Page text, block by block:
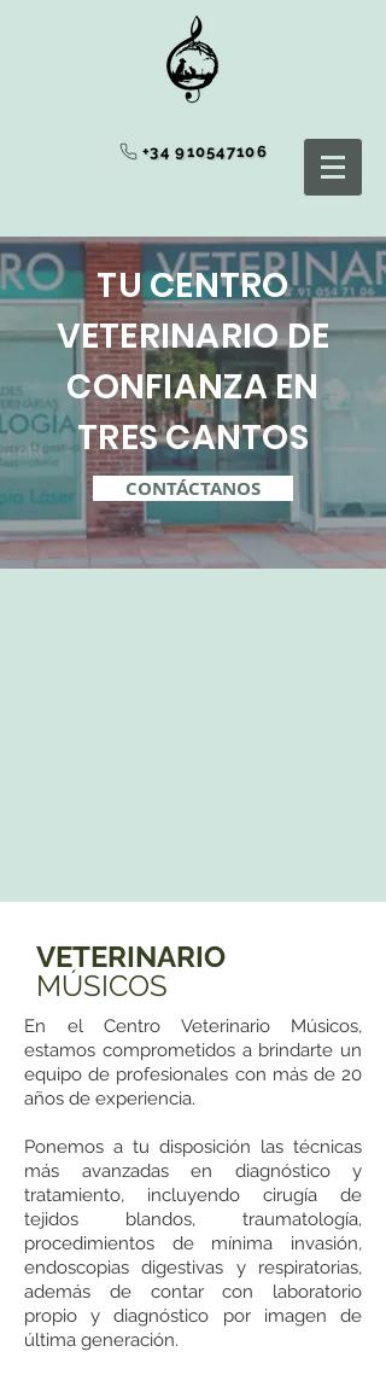
+34 910547106
TU CENTRO
VETERINARIO DE
CONFIANZA EN
TRES CANTOS
CONTÁCTANOS
VETERINARIO
MÚSICOS
En el Centro Veterinario Músicos,
estamos comprometidos a brindarte un
equipo de profesionales con más de 20
años de experiencia.
Ponemos a tu disposición las técnicas
más avanzadas en diagnóstico y
tratamiento, incluyendo cirugía de
tejidos blandos, traumatología,
procedimientos de mínima invasión,
endoscopias digestivas y respiratorias,
además de contar con laboratorio
propio y diagnóstico por imagen de
última generación.